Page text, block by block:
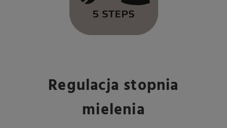
Regulacja stopnia
mielenia